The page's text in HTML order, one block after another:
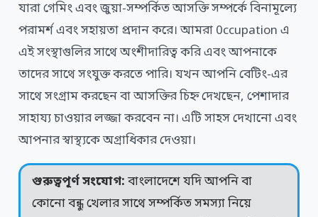
যারা গেমিং এবং জুয়া-সম্পর্কিত আসক্তি সম্পর্কে বিনামূল্যে
পরামর্শ এবং সহায়তা প্রদান করে। আমরা 0ccupation এ
এই সংস্থাগুলির সাথে অংশীদারিত্ব করি এবং আপনাকে
তাদের সাথে সংযুক্ত করতে পারি। যখন আপনি বেটিং-এর
সাথে সংগ্রাম করছেন বা আসক্তির চিহ্ন দেখছেন, পেশাদার
সাহায্য চাওয়ার লজ্জা করবেন না। এটি সাহস দেখানো এবং
আপনার স্বাস্থ্যকে অগ্রাধিকার দেওয়া।
গুরুত্বপূর্ণ সংযোগ: বাংলাদেশে যদি আপনি বা
কোনো বন্ধু খেলার সাথে সম্পর্কিত সমস্যা নিয়ে